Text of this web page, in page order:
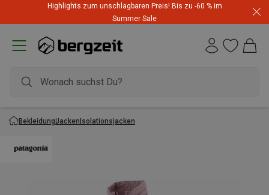
Highlights zum unschlagbaren Preis! Bis zu -60 % im
Summer Sale
BekleidungJackenIsolationsjacken